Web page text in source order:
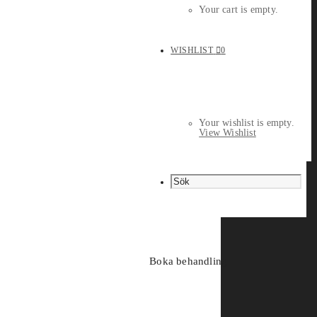
Your cart is empty.
WISHLIST 0
Your wishlist is empty.
View Wishlist
Boka behandling